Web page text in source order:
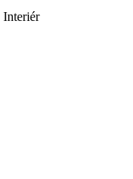
Interiér